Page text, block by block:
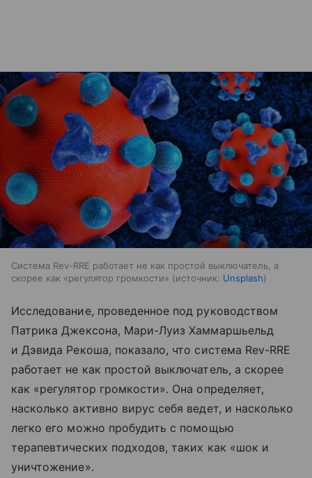
Система Rev-RRE работает не как простой выключатель, а
скорее как «регулятор громкости»
источник: Unsplash
Исследование, проведенное под руководством
Патрика Джексона, Мари-Луиз Хаммаршьельд
и Дэвида Рекоша, показало, что система Rev-RRE
работает не как простой выключатель, а скорее
как «регулятор громкости». Она определяет,
насколько активно вирус себя ведет, и насколько
легко его можно пробудить с помощью
терапевтических подходов, таких как «шок и
уничтожение».